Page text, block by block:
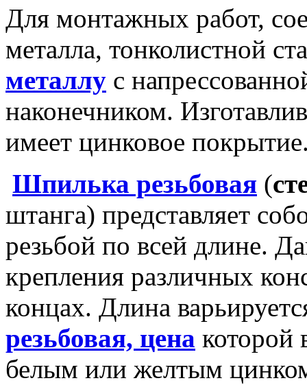
Для монтажных работ,
металла, тонколистной
металлу с
наконечником.
имеет цинковое
Шпилька резьбовая (
штанга) представляет
резьбой по всей длине.
крепления различных
концах. Длина
резьбовая, цена которой
белым или желтым